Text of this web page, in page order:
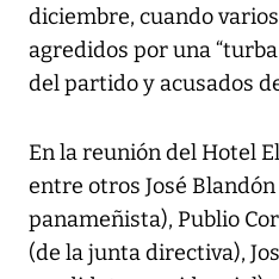
diciembre, cuando
agredidos por una
del partido y acusados
En la reunión del Hotel
entre otros José
panameñista), Publio
(de la junta directiva),